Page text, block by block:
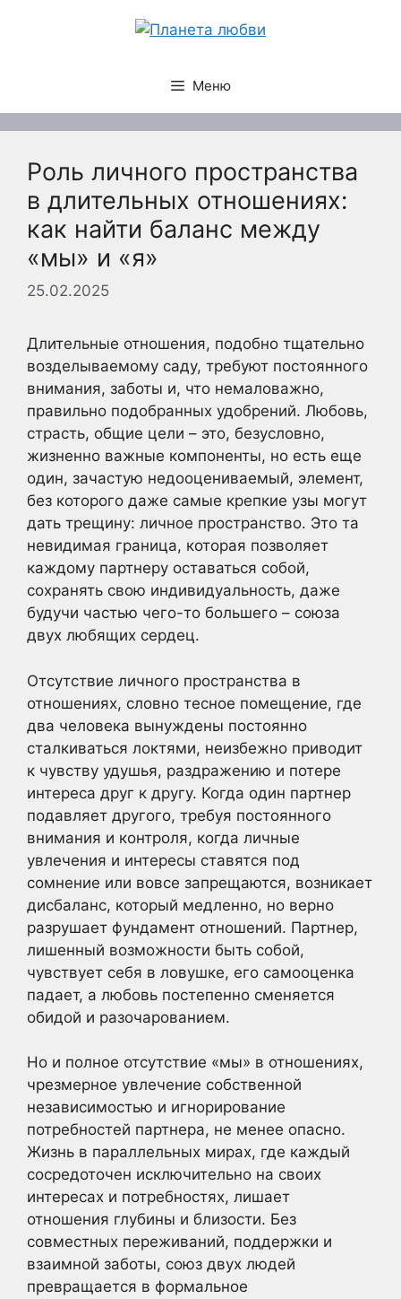
Меню
Роль личного пространства
в длительных отношениях:
как найти баланс между
«мы» и «я»
25.02.2025
Длительные отношения, подобно тщательно
возделываемому саду, требуют постоянного
внимания, заботы и, что немаловажно,
правильно подобранных удобрений. Любовь,
страсть, общие цели – это, безусловно,
жизненно важные компоненты, но есть еще
один, зачастую недооцениваемый, элемент,
без которого даже самые крепкие узы могут
дать трещину: личное пространство. Это та
невидимая граница, которая позволяет
каждому партнеру оставаться собой,
сохранять свою индивидуальность, даже
будучи частью чего-то большего – союза
двух любящих сердец.
Отсутствие личного пространства в
отношениях, словно тесное помещение, где
два человека вынуждены постоянно
сталкиваться локтями, неизбежно приводит
к чувству удушья, раздражению и потере
интереса друг к другу. Когда один партнер
подавляет другого, требуя постоянного
внимания и контроля, когда личные
увлечения и интересы ставятся под
сомнение или вовсе запрещаются, возникает
дисбаланс, который медленно, но верно
разрушает фундамент отношений. Партнер,
лишенный возможности быть собой,
чувствует себя в ловушке, его самооценка
падает, а любовь постепенно сменяется
обидой и разочарованием.
Но и полное отсутствие «мы» в отношениях,
чрезмерное увлечение собственной
независимостью и игнорирование
потребностей партнера, не менее опасно.
Жизнь в параллельных мирах, где каждый
сосредоточен исключительно на своих
интересах и потребностях, лишает
отношения глубины и близости. Без
совместных переживаний, поддержки и
взаимной заботы, союз двух людей
превращается в формальное